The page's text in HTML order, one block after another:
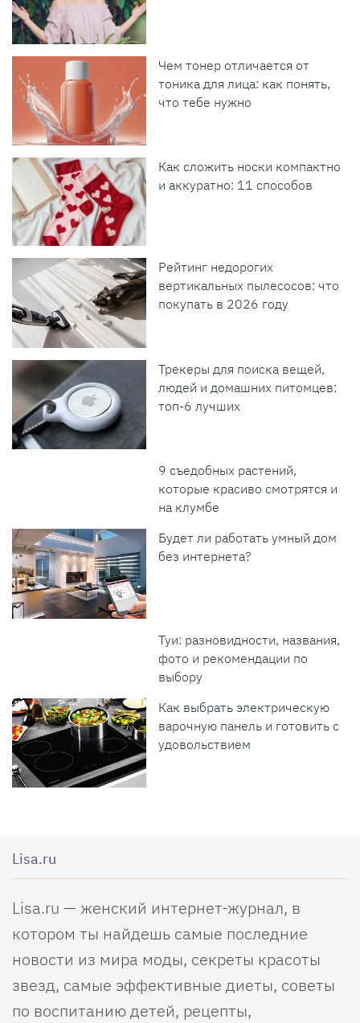
Чем тонер отличается от
тоника для лица: как понять,
что тебе нужно
Как сложить носки компактно
и аккуратно: 11 способов
Рейтинг недорогих
вертикальных пылесосов: что
покупать в 2026 году
Трекеры для поиска вещей,
людей и домашних питомцев:
топ-6 лучших
9 съедобных растений,
которые красиво смотрятся и
на клумбе
Будет ли работать умный дом
без интернета?
Туи: разновидности, названия,
фото и рекомендации по
выбору
Как выбрать электрическую
варочную панель и готовить с
удовольствием
Lisa.ru
Lisa.ru — женский интернет-журнал, в
котором ты найдешь самые последние
новости из мира моды, секреты красоты
звезд, самые эффективные диеты, советы
по воспитанию детей, рецепты,